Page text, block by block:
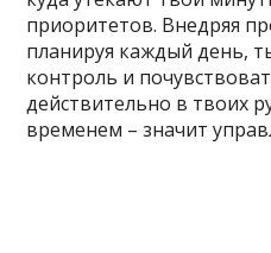
приоритетов. Внедряя
планируя каждый день,
контроль и
действительно в твоих
временем – значит